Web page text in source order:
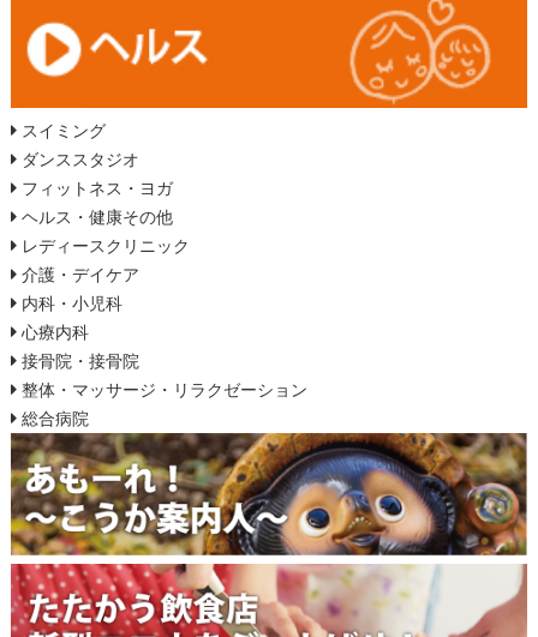
スイミング
ダンススタジオ
フィットネス・ヨガ
ヘルス・健康その他
レディースクリニック
介護・デイケア
内科・小児科
心療内科
接骨院・接骨院
整体・マッサージ・リラクゼーション
総合病院